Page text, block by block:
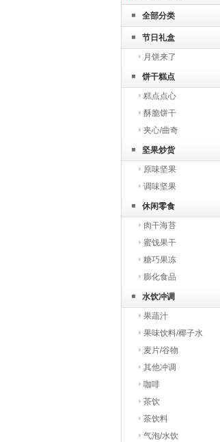
全部分类
节日礼盒
月饼来了
饼干糕点
糕点点心
酥脆饼干
夹心/曲奇
坚果炒货
原味坚果
调味坚果
休闲零食
肉干海苔
蜜饯果干
糖巧果冻
膨化食品
水饮冲调
果蔬汁
果味饮料/椰子水
麦片/谷物
其他冲调
咖啡
茶饮
茶饮料
气泡/水饮